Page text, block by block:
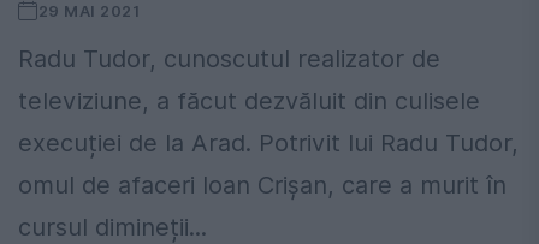
29 MAI 2021
Radu Tudor, cunoscutul realizator de
televiziune, a făcut dezvăluit din culisele
execuției de la Arad. Potrivit lui Radu Tudor,
omul de afaceri Ioan Crișan, care a murit în
cursul dimineții...